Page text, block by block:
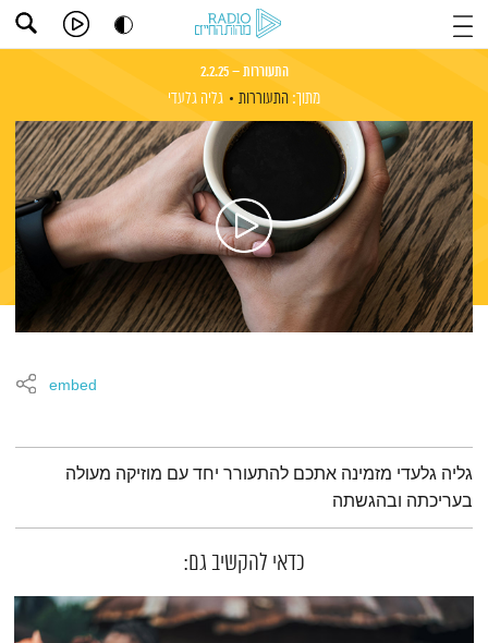
התעוררות – 2.2.25
מתוך: התעוררות גליה גלעדי
embed
תמצית הפודקאסט
גליה גלעדי מזמינה אתכם להתעורר יחד עם מוזיקה מעולה
בעריכתה ובהגשתה
כדאי להקשיב גם: